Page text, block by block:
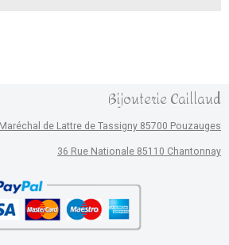
Bijouterie Caillaud
de Lattre de Tassigny 85700 Pouzauges
36 Rue Nationale 85110 Chantonnay